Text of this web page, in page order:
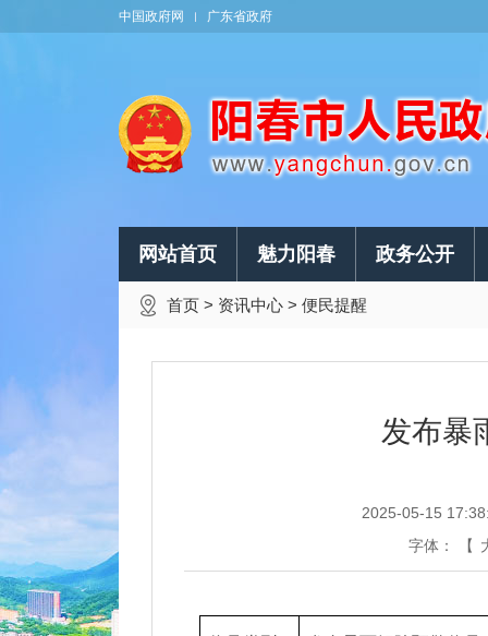
中国政府网 广东省政府
网站首页 魅力阳春 政务公开
首页 > 资讯中心 > 便民提醒
发布暴
2025-05-15
字体：
【